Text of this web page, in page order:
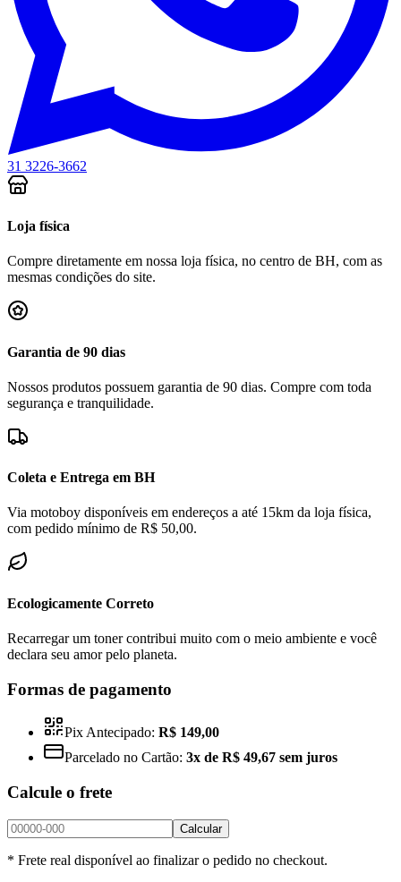
31 3226-3662
Loja física
Compre diretamente em nossa loja física, no centro de BH, com as
mesmas condições do site.
Garantia de 90 dias
Nossos produtos possuem garantia de 90 dias. Compre com toda
segurança e tranquilidade.
Coleta e Entrega em BH
Via motoboy disponíveis em endereços a até 15km da loja física,
com pedido mínimo de R$ 50,00.
Ecologicamente Correto
Recarregar um toner contribui muito com o meio ambiente e você
declara seu amor pelo planeta.
Formas de pagamento
Pix Antecipado: R$ 149,00
Parcelado no Cartão: 3x de R$ 49,67 sem juros
Calcule o frete
Calcular
* Frete real disponível ao finalizar o pedido no checkout.